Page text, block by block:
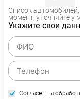
Список
момент, уточняйте у
Укажите свои
Согласен на